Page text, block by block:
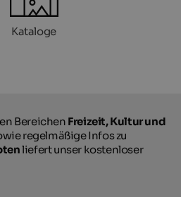
Kataloge
Bereichen Freizeit, Kultur und
regelmäßige Infos zu
liefert unser kostenloser